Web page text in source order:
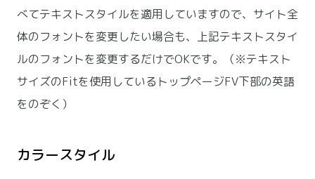
べてテキストスタイルを適用していますので、サイト全
体のフォントを変更したい場合も、上記テキストスタイ
ルのフォントを変更するだけでOKです。（※テキスト
サイズのFitを使用しているトップページFV下部の英語
をのぞく）
カラースタイル